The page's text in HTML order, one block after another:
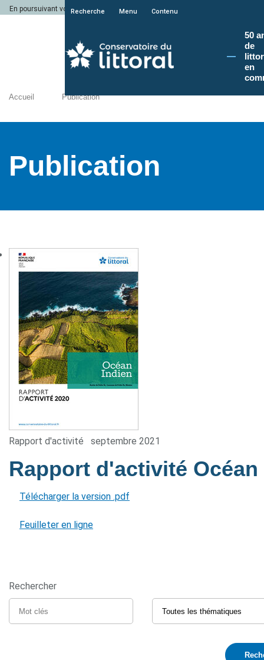
En poursuivant votre navigation sur le site du Conservatoire du littoral, vous
Recherche Menu Contenu
50
de
en
Accueil Publication
Publication
Rapport d'activité septembre 2021
Rapport d'activité
Télécharger la version .pdf
Feuilleter en ligne
Rechercher